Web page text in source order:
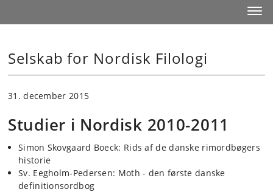
Selskab for Nordisk Filologi
31. december 2015
Studier i Nordisk 2010-2011
Simon Skovgaard Boeck: Rids af de danske rimordbøgers
historie
Sv. Eegholm-Pedersen: Moth - den første danske
definitionsordbog